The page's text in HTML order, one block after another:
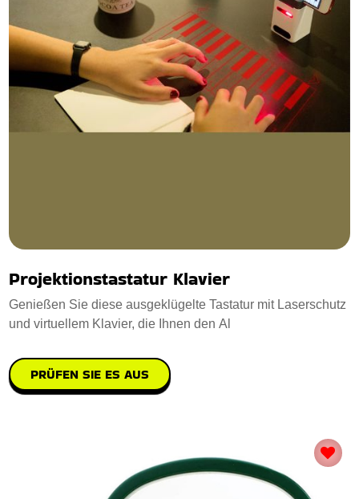
Projektionstastatur Klavier
Genießen Sie diese ausgeklügelte Tastatur mit Laserschutz
und virtuellem Klavier, die Ihnen den Al
PRÜFEN SIE ES AUS